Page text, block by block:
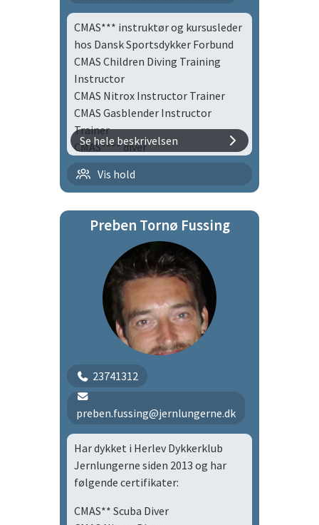
CMAS*** instruktør og kursusleder
hos Dansk Sportsdykker Forbund
CMAS Children Diving Training
Instructor
CMAS Nitrox Instructor Trainer
CMAS Gasblender Instructor
Trainer
CMAS**** diver
Se hele beskrivelsen
Vis hold
Flaskedykning med børn |
flbø
Tirsdagsholdet
Preben Tornø Fussing
23741312
preben.fussing@jernlungerne.dk
Har dykket i Herlev Dykkerklub
Jernlungerne siden 2013 og har
følgende certifikater:
CMAS** Scuba Diver